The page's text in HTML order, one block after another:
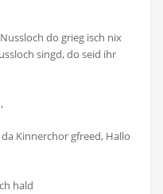
do grieg isch nix
singd, do seid ihr
Kinnerchor gfreed, Hallo
hald